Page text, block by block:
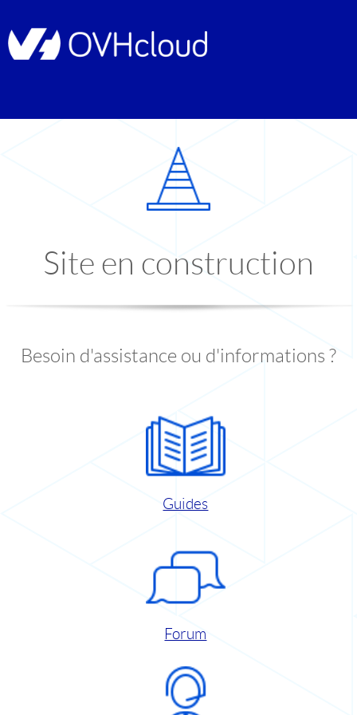
Site en construction
Besoin d'assistance ou d'informations ?
Guides
Forum